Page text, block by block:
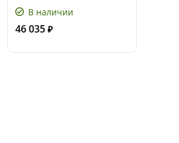
В наличии
46 035 ₽